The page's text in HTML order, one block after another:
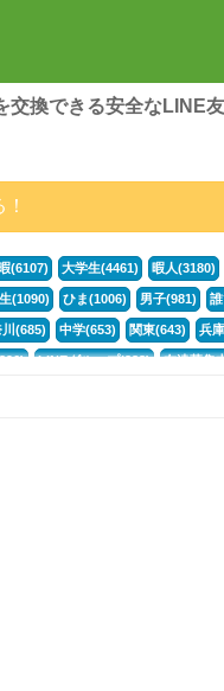
換できる安全なLINE
(6107) 大学生(4461) 暇人(3180)
(1090) ひま(1006) 男子(981)
(685) 中学(653) 関東(643) 兵
LINEグループ(388) 友達募集